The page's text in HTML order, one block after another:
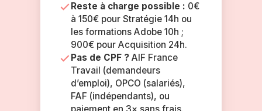
Reste à charge possible : 0€
à 150€ pour Stratégie 14h ou
les formations Adobe 10h ;
900€ pour Acquisition 24h.
Pas de CPF ?AIF France
Travail (demandeurs
d’emploi), OPCO (salariés),
FAF (indépendants), ou